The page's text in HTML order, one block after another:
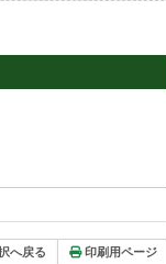
へ戻る 印刷用ページ